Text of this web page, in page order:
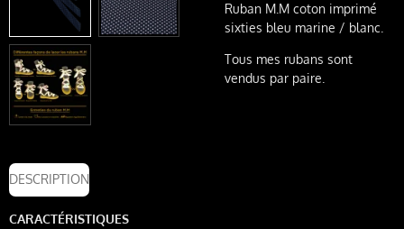
Ruban M.M coton imprimé
sixties bleu marine / blanc.
Tous mes rubans sont
vendus par paire.
DESCRIPTION
CARACTÉRISTIQUES